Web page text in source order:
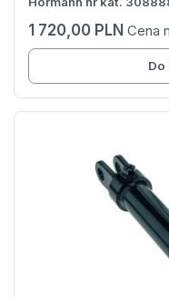
1 720,00 PLN Cena
Do